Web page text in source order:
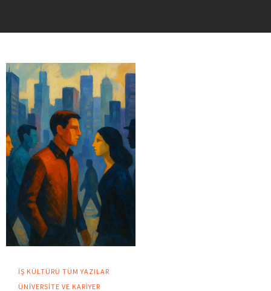
İŞ KÜLTÜRÜ TÜM YAZILAR
ÜNIVERSITE VE KARIYER